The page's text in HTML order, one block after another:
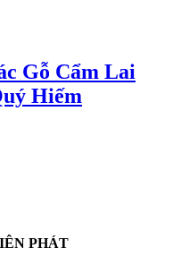
Gỗ Cẩm Lai
Hiếm
PHÁT